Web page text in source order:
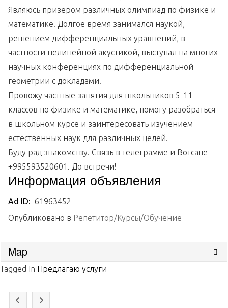
Являюсь призером различных олимпиад по физике и
математике. Долгое время занимался наукой,
решением дифференциальных уравнений, в
частности нелинейной акустикой, выступал на многих
научных конференциях по дифференциальной
геометрии с докладами.
Провожу частные занятия для школьников 5-11
классов по физике и математике, помогу разобраться
в школьном курсе и заинтересовать изучением
естественных наук для различных целей.
Буду рад знакомству. Связь в телеграмме и Вотсапе
+995593520601. До встречи!
Информация объявления
Ad ID: 61963452
Опубликовано в Репетитор/Курсы/Обучение
Map
Tagged In Предлагаю услуги